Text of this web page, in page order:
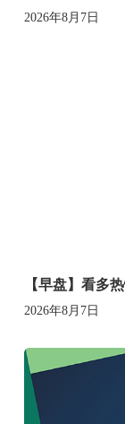
2026年8月7日
【早盘】看多
2026年8月7日